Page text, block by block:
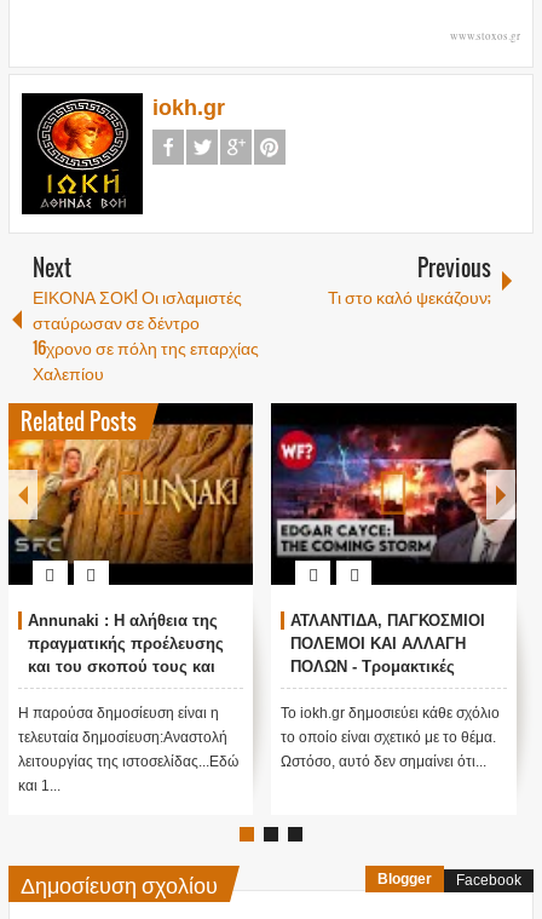
www.stoxos.gr
iokh.gr
Next
ΕΙΚΟΝΑ ΣΟΚ! Οι ισλαμιστές
σταύρωσαν σε δέντρο
16χρονο σε πόλη της επαρχίας
Χαλεπίου
Previous
Τι στο καλό ψεκάζουν;
Related Posts
της
προέλευσης
τους και
μας
είναι η
ιστοσελίδας...Εδώ
ΑΤΛΑΝΤΙΔΑ, ΠΑΓΚΟΣΜΙΟΙ
ΠΟΛΕΜΟΙ ΚΑΙ ΑΛΛΑΓΗ
ΠΟΛΩΝ - Τρομακτικές
προβλέψεις του Edgar
Cayce (Video)
Το iokh.gr δημοσιεύει κάθε σχόλιο
το οποίο είναι σχετικό με το θέμα.
Ωστόσο, αυτό δεν σημαίνει ότι...
Ο ΟΜΗΡΟΣ
ΠΟΥΤΙΝ ;
ΠΟΥΤΙΝ;
ΑΝΕΞΗΓΗΤΗ
ΥΠΕΡ ΤΟΥ
ΜΕΓΑΛΗ ΠΑΓΙΔΑ;
Δημοσίευση σχολίου Blogger Facebook